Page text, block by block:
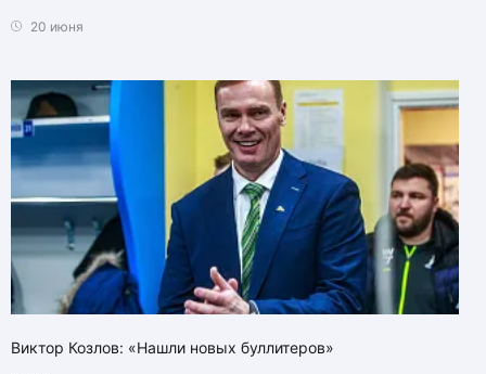
20 июня
Виктор Козлов: «Нашли новых буллитеров»